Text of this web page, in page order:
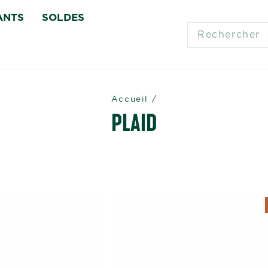
SOLDES
SEARCH
Accueil /
PLAID